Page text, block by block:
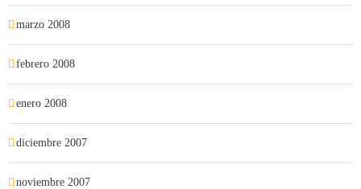
marzo 2008
febrero 2008
enero 2008
diciembre 2007
noviembre 2007